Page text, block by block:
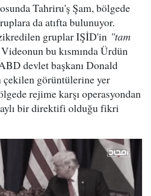
Tahriru'ş Şam, bölgede
da atıfta bulunuyor.
gruplar IŞİD'in "tam
bu kısmında Ürdün
devlet başkanı Donald
çekilen görüntülerine yer
rejime karşı operasyondan
bir direktifi olduğu fikri